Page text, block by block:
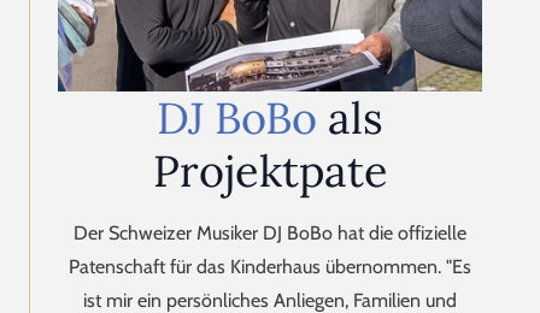
DJ BoBo als
Projektpate
Der Schweizer Musiker DJ BoBo hat die offizielle
Patenschaft für das Kinderhaus übernommen. "Es
ist mir ein persönliches Anliegen, Familien und